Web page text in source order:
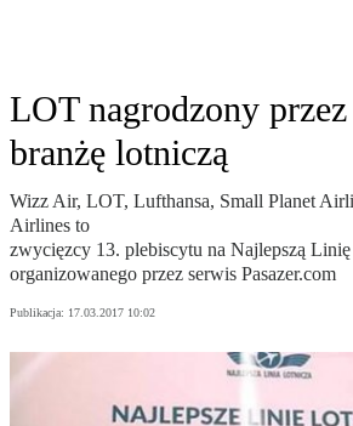
LOT nagrodzony
branżę lotniczą
Wizz Air, LOT, Lufthansa, Small Planet
Airlines to
zwycięzcy 13. plebiscytu na Najlepszą
organizowanego przez serwis Pasazer.com
Publikacja: 17.03.2017 10:02